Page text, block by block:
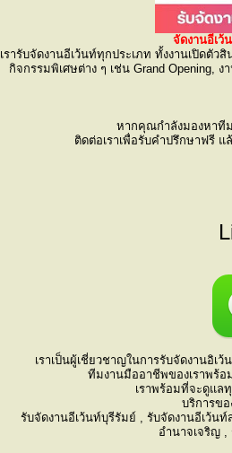
จัดงานอีเว้
เรารับจัดงานอีเว้นท์ทุกประเภท ทั้งงานเปิดตั
กิจกรรมพิเศษต่าง ๆ เช่น Grand Opening,
หากคุณกำลังมองหาที
ติดต่อเราเพื่อรับคำปรึกษาฟรี
เราเป็นผู้เชี่ยวชาญในการรับจัดงานอิ
ทีมงานมืออาชีพของเราพร้อ
เราพร้อมที่จะดูแล
บริการข
รับจัดงานอีเว้นท์บุรีรัมย์ , รับจัดงานอีเว้น
อำนาจเจริญ ,